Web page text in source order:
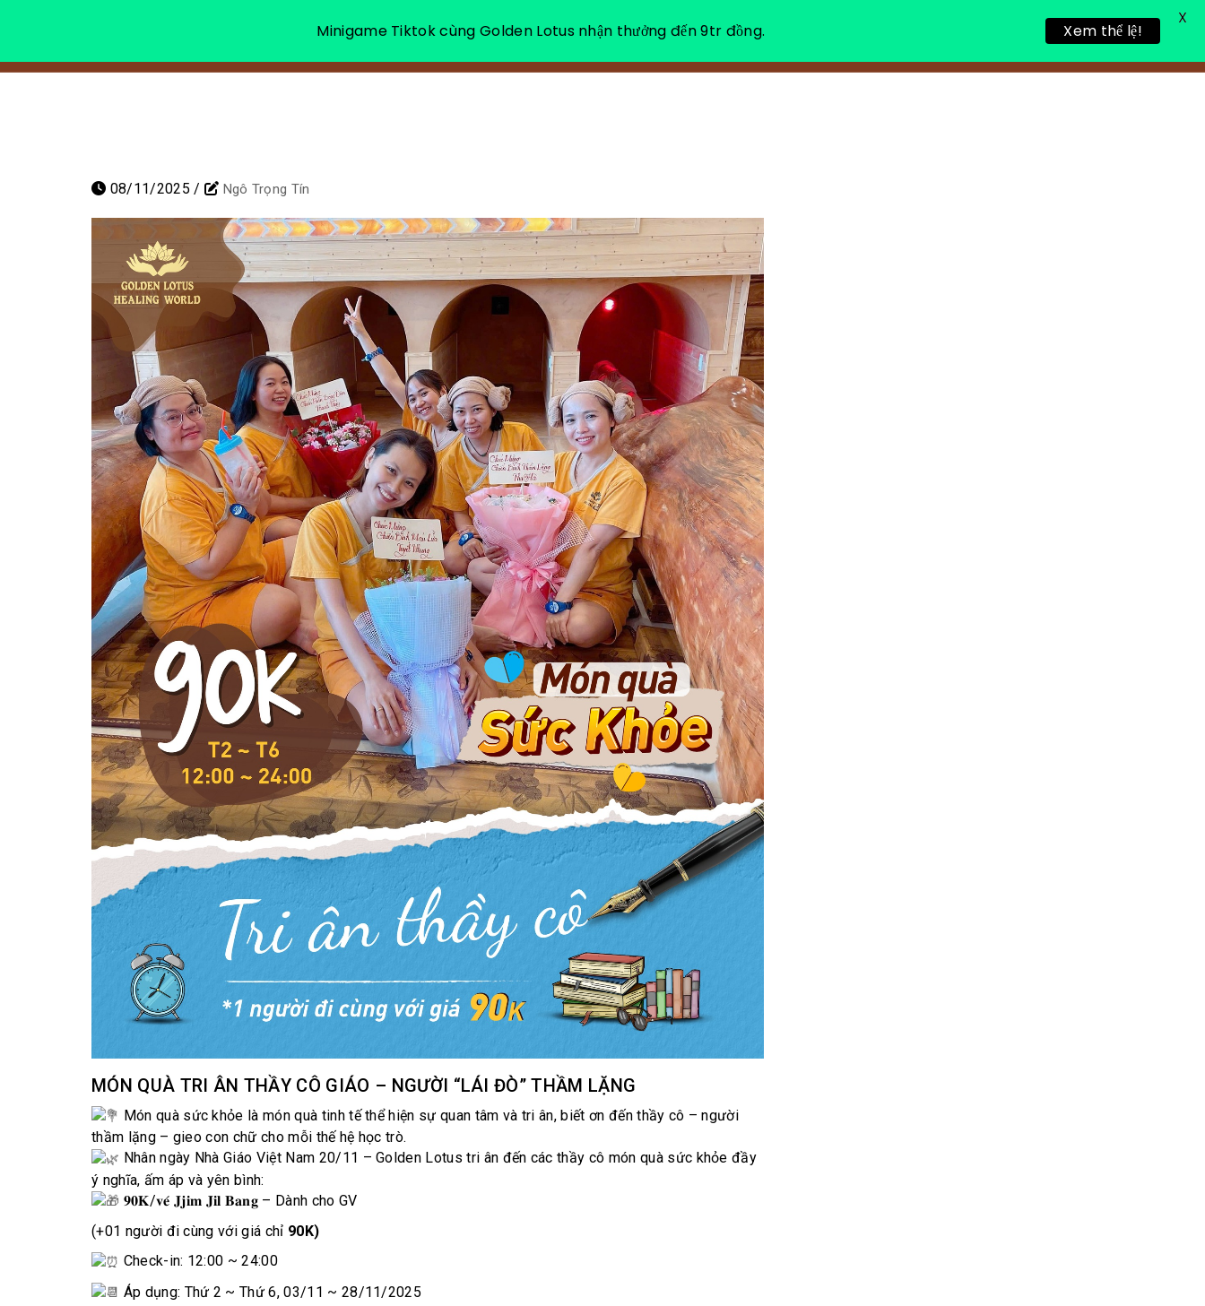
VỀ CHÚNG TÔI NGHỈ DƯỠNG THƯ GIÃN LIÊN HỆ
08/11/2025 / Ngô Trọng Tín
MÓN QUÀ TRI ÂN THẦY CÔ GIÁO – NGƯỜI “LÁI ĐÒ” THẦM LẶNG
Món quà sức khỏe là món quà tinh tế thể hiện sự quan tâm và tri ân, biết ơn đến thầy cô – người
thầm lặng – gieo con chữ cho mỗi thế hệ học trò.
Nhân ngày Nhà Giáo Việt Nam 20/11 – Golden Lotus tri ân đến các thầy cô món quà sức khỏe đầy
ý nghĩa, ấm áp và yên bình:
𝟗𝟎𝐊/𝐯𝐞́ 𝐉𝐣𝐢𝐦 𝐉𝐢𝐥 𝐁𝐚𝐧𝐠 – Dành cho GV
(+01 người đi cùng với giá chỉ 90K)
Check-in: 12:00 ~ 24:00
Áp dụng: Thứ 2 ~ Thứ 6, 03/11 ~ 28/11/2025
Minigame Tiktok cùng Golden Lotus nhận thưởng đến 9tr đồng. Xem thể lệ!
X